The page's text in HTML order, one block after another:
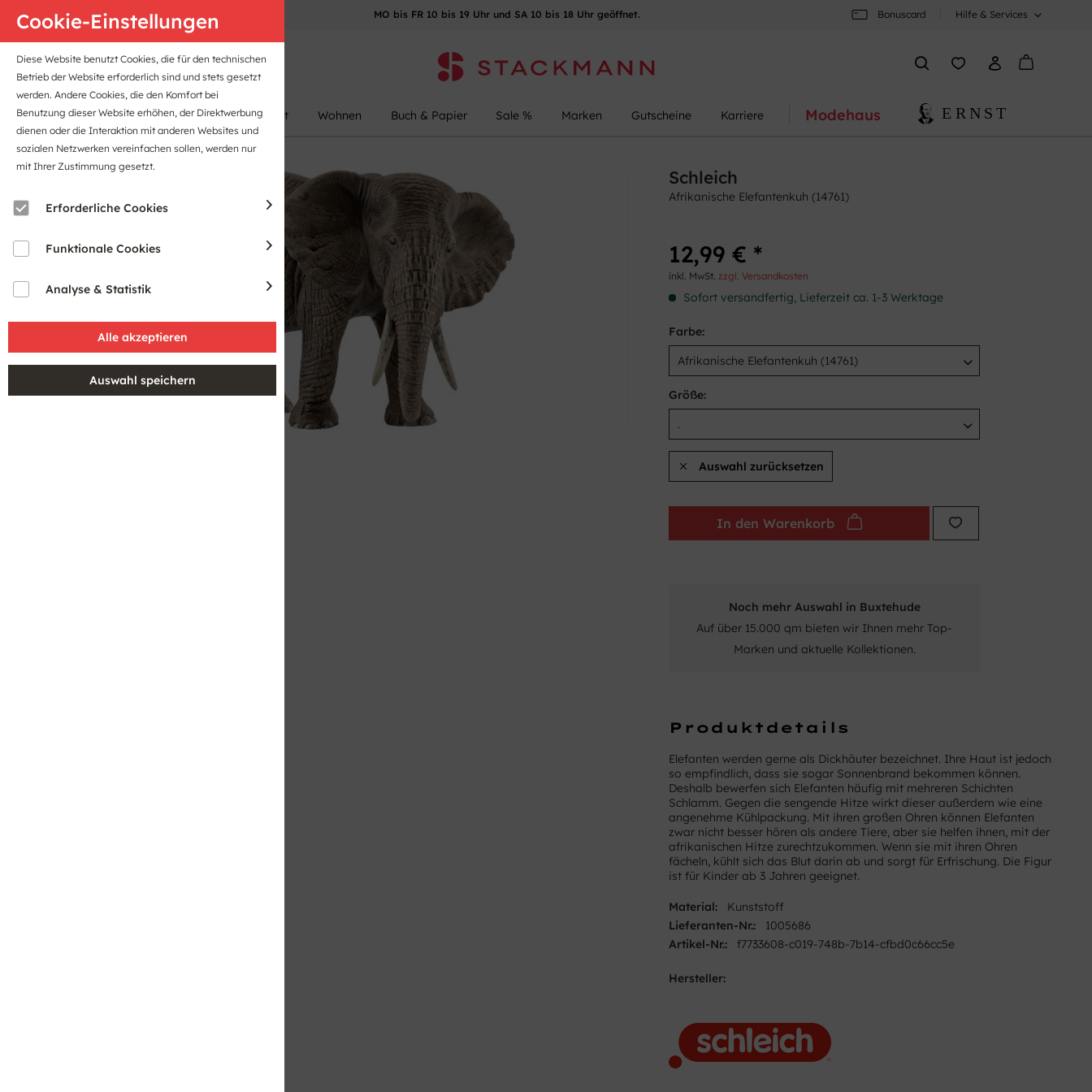
Anfahrt B2B-Portal MO bis FR 10 bis 19 Uhr und SA 10 bis 18 Uhr geöffnet. Bonuscard Hilfe & Services
Damen Herren Kinder Sport Wohnen Buch & Papier Sale % Marken Gutscheine Karriere Modehaus
Cookie-Einstellungen
Diese Website benutzt Cookies, die für den technischen
Betrieb der Website erforderlich sind und stets gesetzt
werden. Andere Cookies, die den Komfort bei
Benutzung dieser Website erhöhen, der Direktwerbung
dienen oder die Interaktion mit anderen Websites und
sozialen Netzwerken vereinfachen sollen, werden nur
mit Ihrer Zustimmung gesetzt.
Erforderliche Cookies
Funktionale Cookies
Analyse & Statistik
Schleich
Afrikanische Elefantenkuh (14761)
12,99 € *
inkl. MwSt.zzgl. Versandkosten
Sofort versandfertig, Lieferzeit ca. 1-3 Werktage
Farbe:
Größe:
Auswahl zurücksetzen
In den Warenkorb
Noch mehr Auswahl in Buxtehude
Auf über 15.000 qm bieten wir Ihnen mehr Top-
Marken und aktuelle Kollektionen.
Produktdetails
Elefanten werden gerne als Dickhäuter bezeichnet. Ihre Haut ist jedoch
so empfindlich, dass sie sogar Sonnenbrand bekommen können.
Deshalb bewerfen sich Elefanten häufig mit mehreren Schichten
Schlamm. Gegen die sengende Hitze wirkt dieser außerdem wie eine
angenehme Kühlpackung. Mit ihren großen Ohren können Elefanten
zwar nicht besser hören als andere Tiere, aber sie helfen ihnen, mit der
afrikanischen Hitze zurechtzukommen. Wenn sie mit ihren Ohren
fächeln, kühlt sich das Blut darin ab und sorgt für Erfrischung. Die Figur
ist für Kinder ab 3 Jahren geeignet.
Material:
Kunststoff
Lieferanten-Nr.:
1005686
Artikel-Nr.:
f7733608-c019-748b-7b14-cfbd0c66cc5e
Hersteller: